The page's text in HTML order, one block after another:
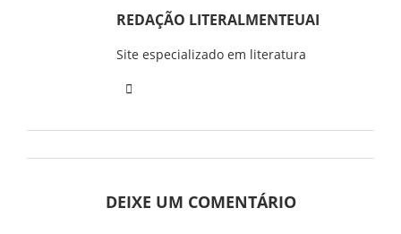
REDAÇÃO LITERALMENTEUAI
Site especializado em literatura
DEIXE UM COMENTÁRIO